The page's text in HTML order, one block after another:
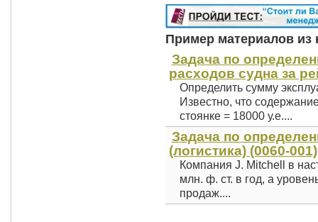
Пример материалов из
Задача по
расходов судна за
Определить сумму
Известно, что
стоянке = 18000 у.е....
Задача по
(логистика) (0060-001)
Компания J. Mitchell в
млн. ф. ст. в год, а
продаж....